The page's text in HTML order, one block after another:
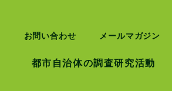
都市自治体の調査研究活動
お問い合わせ メールマガジン